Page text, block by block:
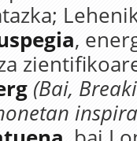
,
(Bai,